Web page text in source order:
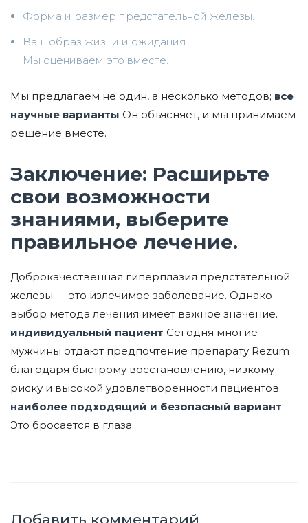
Форма и размер предстательной железы.
Ваш образ жизни и ожидания
Мы оцениваем это вместе.
Мы предлагаем не один, а несколько методов; все
научные варианты Он объясняет, и мы принимаем
решение вместе.
Заключение: Расширьте
свои возможности
знаниями, выберите
правильное лечение.
Доброкачественная гиперплазия предстательной
железы — это излечимое заболевание. Однако
выбор метода лечения имеет важное значение.
индивидуальный пациент Сегодня многие
мужчины отдают предпочтение препарату Rezum
благодаря быстрому восстановлению, низкому
риску и высокой удовлетворенности пациентов.
наиболее подходящий и безопасный вариант
Это бросается в глаза.
Добавить комментарий